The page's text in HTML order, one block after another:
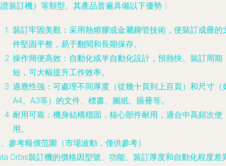
裝訂機）等類型。其產品普遍具備以下優勢：
裝訂牢固美觀 ：采用熱熔膠或金屬鉚管技術，使裝訂成冊的
件堅固平整，易于翻閱和長期保存。
操作簡便高效 ：自動化或半自動化設計，預熱快、裝訂周期
短，可大幅提升工作效率。
適應性強 ：可處理不同厚度（從幾十頁到上百頁）和尺寸（
A4、A3等）的文件、標書、圖紙、賬冊等。
耐用可靠 ：機身結構穩固，核心部件耐用，適合中高頻次使
用。
參考報價范圍（市場波動，僅供參考）
Orbis裝訂機的價格因型號、功能、裝訂厚度和自動化程度差